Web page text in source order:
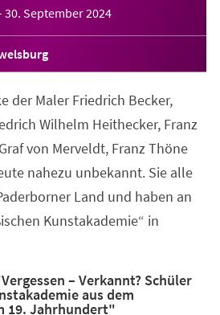
30. September 2024
der Maler Friedrich Becker,
Wilhelm Heithecker, Franz
von Merveldt, Franz Thöne
nahezu unbekannt. Sie alle
Land und haben an
Kunstakademie“ in
– Verkannt? Schüler
aus dem
19. Jahrhundert"